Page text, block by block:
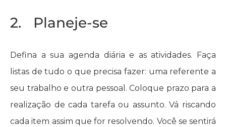
2. Planeje-se
Defina a sua agenda diária e as atividades. Faça
listas de tudo o que precisa fazer: uma referente a
seu trabalho e outra pessoal. Coloque prazo para a
realização de cada tarefa ou assunto. Vá riscando
cada item assim que for resolvendo. Você se sentirá